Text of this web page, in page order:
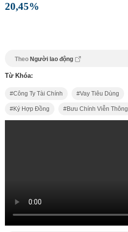
20,45%
Theo Người lao động
Từ Khóa:
Công Ty Tài Chính Vay Tiêu Dùng
Ký Hợp Đồng Bưu Chính Viễn Thông